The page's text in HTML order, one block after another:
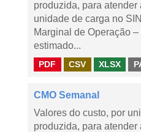
produzida, para
unidade de carga no
Marginal de Operação
estimado...
PDF CSV XLSX
CMO Semanal
Valores do custo, por
produzida, para